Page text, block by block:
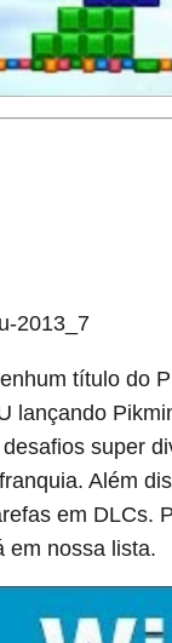
título do
lançando
super
Além
em DLCs.
em nossa lista.